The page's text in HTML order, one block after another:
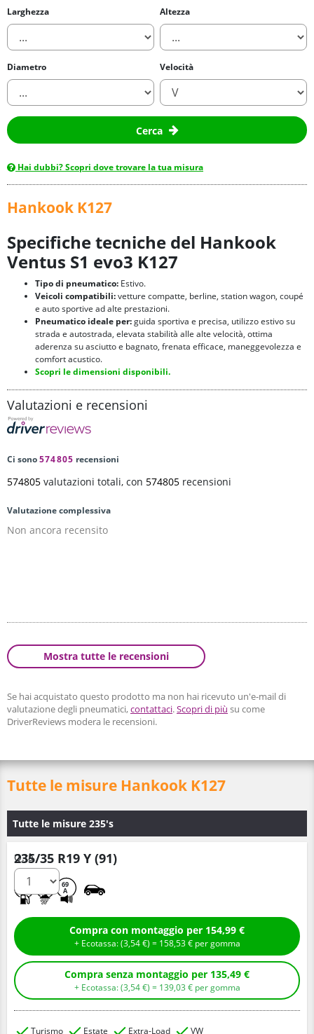
Larghezza
Altezza
Diametro Velocità
Cerca
Hai dubbi? Scopri dove trovare la tua misura
Hankook K127
Specifiche tecniche del Hankook
Ventus S1 evo3 K127
Tipo di pneumatico: Estivo.
Veicoli compatibili:vetture compatte, berline, station wagon, coupé
e auto sportive ad alte prestazioni.
Pneumatico ideale per:guida sportiva e precisa, utilizzo estivo su
strada e autostrada, elevata stabilità alle alte velocità, ottima
aderenza su asciutto e bagnato, frenata efficace, maneggevolezza e
comfort acustico.
Scopri le dimensioni disponibili.
Valutazioni e recensioni
Ci sono574805 recensioni
574805 valutazioni totali, con 574805 recensioni
Valutazione complessiva
Non ancora recensito
Mostra tutte le recensioni
Se hai acquistato questo prodotto ma non hai ricevuto un'e-mail di
valutazione degli pneumatici,contattaci.Scopri di più su come
DriverReviews modera le recensioni.
Tutte le misure Hankook K127
Tutte le misure 235's
235/35 R19 Y (91)
69
A
Q.tà
Compra con montaggio per 154,99 €
+ Ecotassa: (3,54€ ) = 158,53€ per gomma
Compra senza montaggio per 135,49 €
+ Ecotassa: (3,54€ ) = 139,03 € per gomma
Turismo Estate Extra-Load VW